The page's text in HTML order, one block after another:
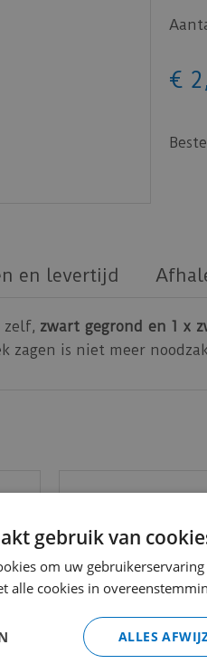
€ 2 ,
en levertijd
zelf, zwart gegrond en 1 x
zagen is niet meer
gebruik van
om uw
alle cookies in
ALLES